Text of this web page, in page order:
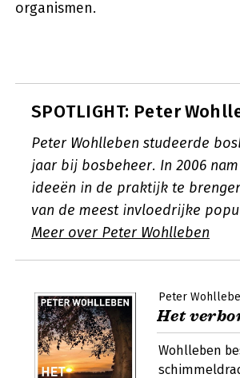
organismen.
SPOTLIGHT: Peter
Peter Wohlleben studeerde
jaar bij bosbeheer. In 2006
ideeën in de praktijk te
van de meest invloedrijke
Meer over Peter Wohlleben
Peter
Het
Wohlleben